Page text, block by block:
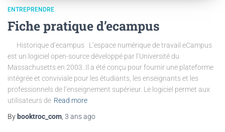
ENTREPRENDRE
Fiche pratique d’ecampus
Historique d’ecampus L’espace numérique de travail eCampus
est un logiciel open-source développé par l’Université du
Massachusetts en 2003. Il a été conçu pour fournir une plateforme
intégrée et conviviale pour les étudiants, les enseignants et les
professionnels de l’enseignement supérieur. Le logiciel permet aux
utilisateurs de Read more
By booktroc_com 3 ansago